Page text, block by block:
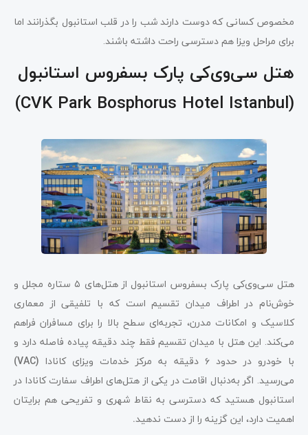
مخصوص کسانی که دوست دارند شب را در قلب استانبول بگذرانند اما
برای مراحل ویزا هم دسترسی راحت داشته باشند.
هتل سی‌وی‌کی پارک بسفروس استانبول
(CVK Park Bosphorus Hotel Istanbul)
هتل سی‌وی‌کی پارک بسفروس استانبول از هتل‌های ۵ ستاره مجلل و
خوش‌نام در اطراف میدان تقسیم است که با تلفیقی از معماری
کلاسیک و امکانات مدرن، تجربه‌ای سطح بالا را برای مسافران فراهم
می‌کند. این هتل با میدان تقسیم فقط چند دقیقه پیاده فاصله دارد و
با خودرو در حدود ۶
دقیقه به مرکز خدمات ویزای کانادا(VAC)
می‌رسید. اگر به‌دنبال اقامت در یکی از هتل‌های اطراف سفارت کانادا در
استانبول هستید که دسترسی به نقاط شهری و تفریحی هم برایتان
اهمیت دارد، این گزینه را از دست ندهید.